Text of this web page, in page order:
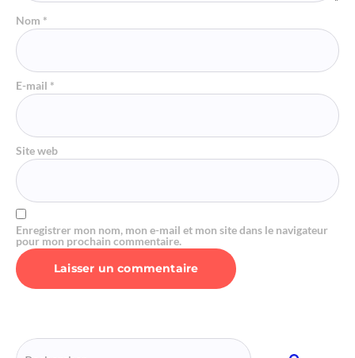
Nom *
E-mail *
Site web
Enregistrer mon nom, mon e-mail et mon site dans le navigateur
pour mon prochain commentaire.